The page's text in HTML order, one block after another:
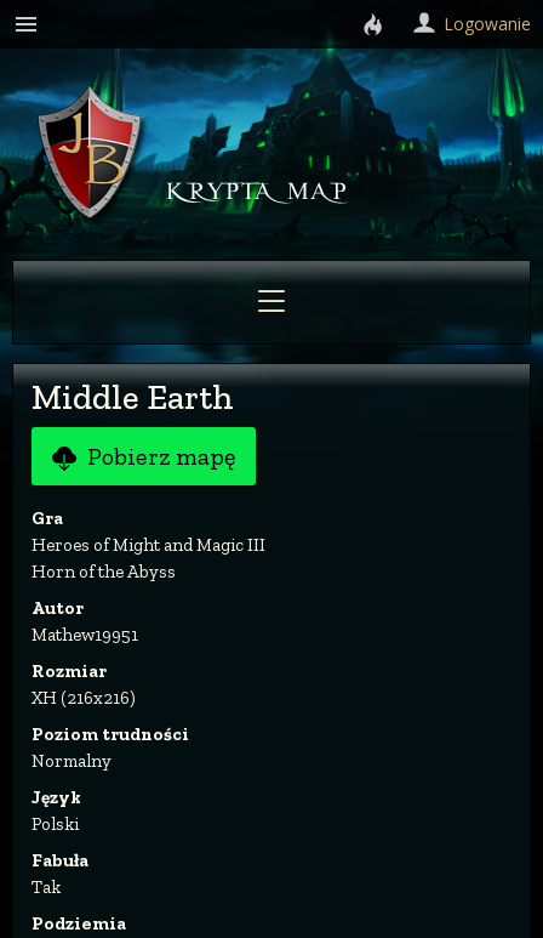
Middle Earth
Pobierz mapę
Gra
Heroes of Might and Magic III
Horn of the Abyss
Autor
Mathew19951
Rozmiar
XH (216x216)
Poziom trudności
Normalny
Język
Polski
Fabuła
Tak
Podziemia
Logowanie